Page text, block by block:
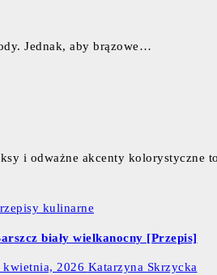
Jednak, aby brązowe…
i odważne akcenty kolorystyczne
kulinarne
biały wielkanocny [Przepis]
kwietnia, 2026 Katarzyna Skrzycka